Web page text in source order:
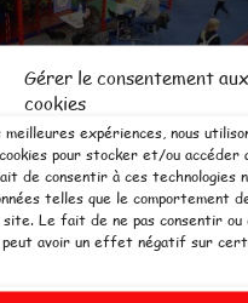
Gérer le consentement aux
cookies
expériences, nous
pour stocker et/ou accéder
de consentir à ces technologies
telles que le comportement
site. Le fait de ne pas consentir
peut avoir un effet négatif sur
vos goûters et vos
l'intérieur du parc. Un
disposition sur place.
aux Jeux -Parcs de